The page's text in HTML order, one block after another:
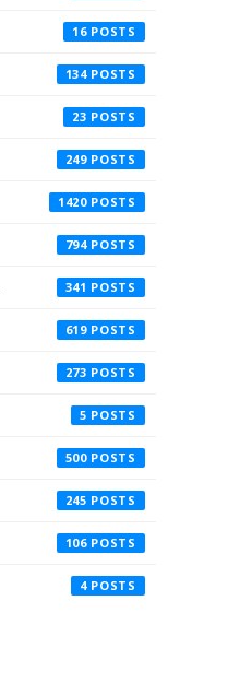
16
134
23
249
1420
794
341
619
273
5
500
245
106
4